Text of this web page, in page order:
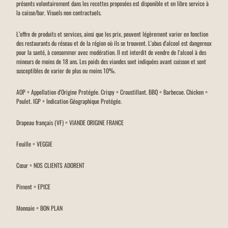
présents volontairement dans les recettes proposées est disponible et en libre service à
la caisse/bar. Visuels non contractuels.
L’offre de produits et services, ainsi que les prix, peuvent légèrement varier en fonction
des restaurants du réseau et de la région où ils se trouvent. L'abus d'alcool est dangereux
pour la santé, à consommer avec modération. Il est interdit de vendre de l'alcool à des
mineurs de moins de 18 ans. Les poids des viandes sont indiquées avant cuisson et sont
susceptibles de varier de plus ou moins 10%.
AOP = Appellation d'Origine Protégée. Crispy = Croustillant. BBQ = Barbecue. Chicken =
Poulet. IGP = Indication Géographique Protégée.
Drapeau français (VF) = VIANDE ORIGINE FRANCE
Feuille = VEGGIE
Cœur = NOS CLIENTS ADORENT
Piment = EPICE
Monnaie = BON PLAN